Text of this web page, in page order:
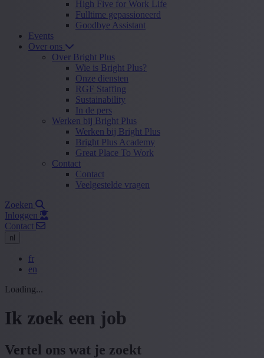
High Five for Work Life
Fulltime gepassioneerd
Goodbye Assistant
Events
Over ons
Over Bright Plus
Wie is Bright Plus?
Onze diensten
RGF Staffing
Sustainability
In de pers
Werken bij Bright Plus
Werken bij Bright Plus
Bright Plus Academy
Great Place To Work
Contact
Contact
Veelgestelde vragen
Zoeken
Inloggen
Contact
nl
fr
en
Loading...
Ik zoek een job
Vertel ons wat je zoekt